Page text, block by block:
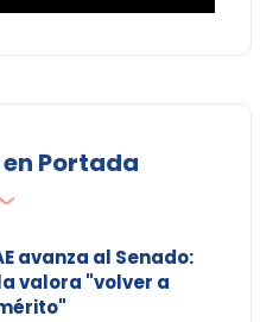
Portada
avanza al Senado:
valora "volver a